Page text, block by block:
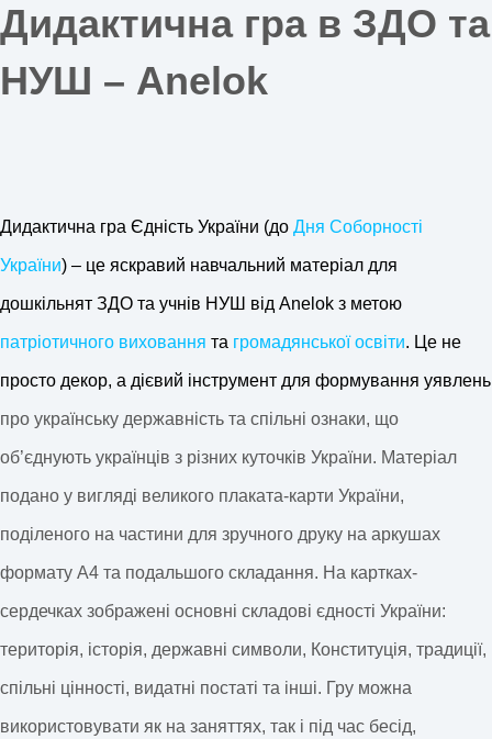
Дидактична гра в ЗДО та
НУШ – Anelok
Дидактична гра Єдність України (до Дня Соборності
України) – це яскравий навчальний матеріал для
дошкільнят ЗДО та учнів НУШ від Anelok з метою
патріотичного виховання та громадянської освіти. Це не
просто декор, а дієвий інструмент для формування уявлень
про українську державність та спільні ознаки, що
об’єднують українців з різних куточків України. Матеріал
подано у вигляді великого плаката-карти України,
поділеного на частини для зручного друку на аркушах
формату А4 та подальшого складання. На картках-
сердечках зображені основні складові єдності України:
територія, історія, державні символи, Конституція, традиції,
спільні цінності, видатні постаті та інші. Гру можна
використовувати як на заняттях, так і під час бесід,